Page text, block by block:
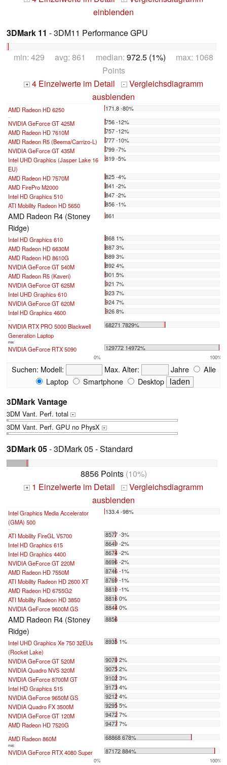
einblenden
3DMark 11 - 3DM11 Performance GPU
min: 429 avg: 861 median: 972.5 (1%) max: 1068
Points
+ 4 Einzelwerte im Detail - Vergleichsdiagramm
ausblenden
AMD Radeon HD 6250 171.8 -80%
...
NVIDIA GeForce GT 425M
756 -12%
AMD Radeon HD 7610M
757 -12%
AMD Radeon R5 (Beema/Carrizo-L)
777 -10%
NVIDIA GeForce GT 435M
799 -7%
Intel UHD Graphics (Jasper Lake 16
EU)
819 -5%
AMD Radeon HD 7570M
825 -4%
AMD FirePro M2000
841 -2%
Intel HD Graphics 510
847 -2%
ATI Mobility Radeon HD 5650
856 -1%
AMD Radeon R4 (Stoney
Ridge)
861
Intel HD Graphics 610
868 1%
AMD Radeon HD 6630M
887 3%
AMD Radeon HD 8610G
889 3%
NVIDIA GeForce GT 540M
892 4%
AMD Radeon R5 (Kaveri)
901 5%
NVIDIA GeForce GT 625M
921 7%
Intel UHD Graphics 610
923 7%
NVIDIA GeForce GT 620M
924 7%
Intel HD Graphics 4600
926 8%
...
NVIDIA RTX PRO 5000 Blackwell
Generation Laptop
68271 7829%
max:
NVIDIA GeForce RTX 5090 129772 14972%
0% 100%
Suchen: Modell: Max. Alter: Jahre
Alle
Laptop
Smartphone Desktop
3DMark Vantage
3DM Vant. Perf. total +
3DM Vant. Perf. GPU no PhysX +
3DMark 05- 3DMark 05 - Standard
8856 Points(10%)
+ 1 Einzelwerte im Detail - Vergleichsdiagramm
ausblenden
Intel Graphics Media Accelerator
(GMA) 500
133.4 -98%
...
ATI Mobility FireGL V5700
8577 -3%
Intel HD Graphics 615
8649 -2%
Intel HD Graphics 4400
8674 -2%
NVIDIA GeForce GT 220M
8696 -2%
AMD Radeon HD 7550M
8746 -1%
ATI Mobility Radeon HD 2600 XT
8769 -1%
AMD Radeon HD 6755G2
8810 -1%
ATI Mobility Radeon HD 3850
8816 0%
NVIDIA GeForce 9600M GS
8844 0%
AMD Radeon R4 (Stoney
Ridge)
8856
Intel UHD Graphics Xe 750 32EUs
(Rocket Lake)
8935 1%
NVIDIA GeForce GT 520M
9070 2%
NVIDIA Quadro NVS 320M
9075 2%
NVIDIA GeForce 8700M GT
9102 3%
Intel HD Graphics 515
9173 4%
NVIDIA GeForce 9650M GS
9212 4%
NVIDIA Quadro FX 3500M
9295 5%
NVIDIA GeForce GT 120M
9472 7%
AMD Radeon HD 7520G
9477 7%
...
AMD Radeon 860M 68868 678%
max:
NVIDIA GeForce RTX 4080 Super 87172 884%
0% 100%